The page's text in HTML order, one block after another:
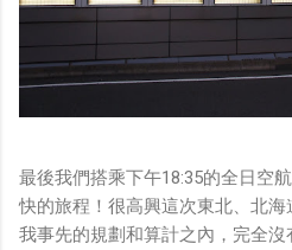
最後我們搭乘下午18:35的全日空
快的旅程！很高興這次東北、北
我事先的規劃和算計之內，完全